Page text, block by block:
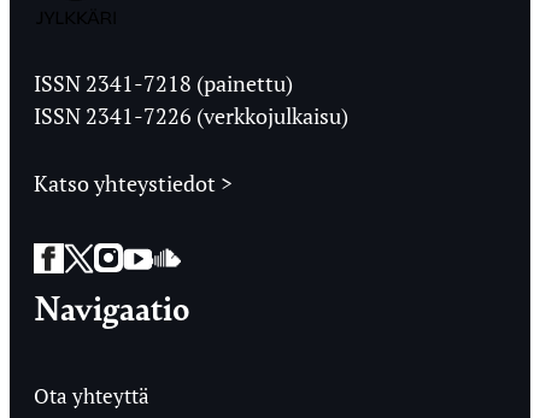
Ylioppilaslehti
ISSN 2341-7218 (painettu)
ISSN 2341-7226 (verkkojulkaisu)
Katso yhteystiedot >
Facebook
Twitter
Instagram
YouTube
SoundCloud
Navigaatio
Ota yhteyttä